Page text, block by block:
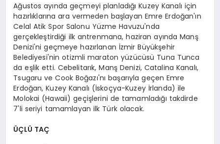
Ağustos ayında geçmeyi planladığı Kuzey Kanalı için
hazırlıklarına ara vermeden başlayan Emre Erdoğan'ın
Celal Atik Spor Salonu Yüzme Havuzu'nda
gerçekleştirdiği ilk antrenmana, haziran ayında Manş
Denizi'ni geçmeye hazırlanan İzmir Büyükşehir
Belediyesi'nin otizmli maraton yüzücüsü Tuna Tunca
da eşlik etti. Cebelitarık, Manş Denizi, Catalina Kanalı,
Tsugaru ve Cook Boğazı'nı başarıyla geçen Emre
Erdoğan, Kuzey Kanalı (İskoçya-Kuzey İrlanda) ile
Molokai (Hawaii) geçişlerini de tamamladığı takdirde
7'li seriyi tamamlayan ilk Türk olacak.
ÜÇLÜ TAÇ